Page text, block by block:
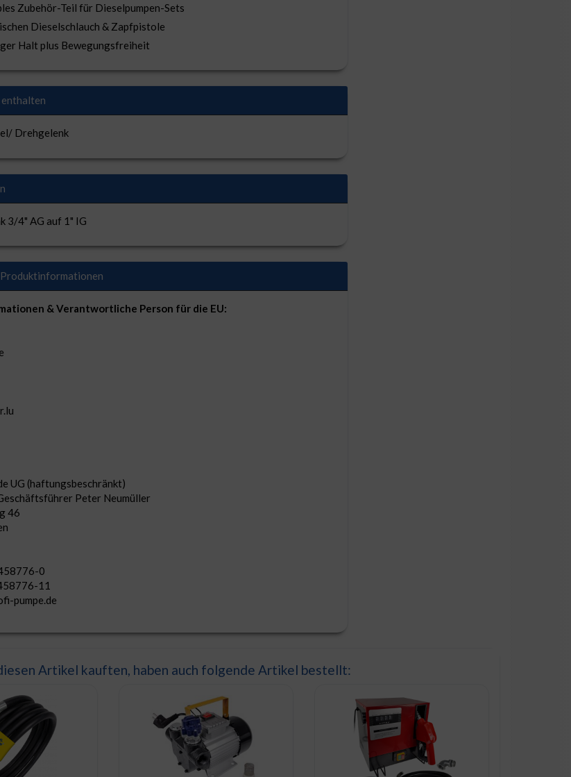
Zubehör-Teil für Dieselpumpen-Sets
Dieselschlauch & Zapfpistole
Halt plus Bewegungsfreiheit
Drehgelenk
3/4" AG auf 1" IG
& Verantwortliche Person für die EU:
UG (haftungsbeschränkt)
Peter Neumüller
46
0
11
pumpe.de
Artikel kauften, haben auch folgende Artikel bestellt: